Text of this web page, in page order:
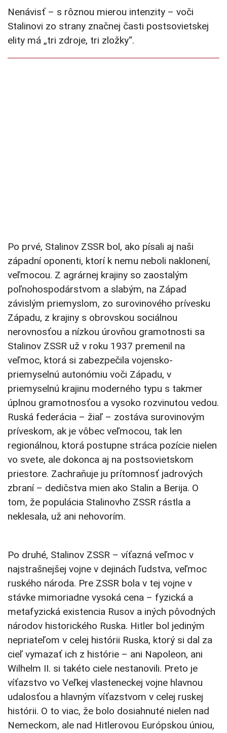
Nenávisť – s rôznou mierou intenzity – voči
Stalinovi zo strany značnej časti postsovietskej
elity má „tri zdroje, tri zložky“.
Po prvé, Stalinov ZSSR bol, ako písali aj naši
západní oponenti, ktorí k nemu neboli naklonení,
veľmocou. Z agrárnej krajiny so zaostalým
poľnohospodárstvom a slabým, na Západ
závislým priemyslom, zo surovinového prívesku
Západu, z krajiny s obrovskou sociálnou
nerovnosťou a nízkou úrovňou gramotnosti sa
Stalinov ZSSR už v roku 1937 premenil na
veľmoc, ktorá si zabezpečila vojensko-
priemyselnú autonómiu voči Západu, v
priemyselnú krajinu moderného typu s takmer
úplnou gramotnosťou a vysoko rozvinutou vedou.
Ruská federácia – žiaľ – zostáva surovinovým
príveskom, ak je vôbec veľmocou, tak len
regionálnou, ktorá postupne stráca pozície nielen
vo svete, ale dokonca aj na postsovietskom
priestore. Zachraňuje ju prítomnosť jadrových
zbraní – dedičstva mien ako Stalin a Berija. O
tom, že populácia Stalinovho ZSSR rástla a
neklesala, už ani nehovorím.
Po druhé, Stalinov ZSSR – víťazná veľmoc v
najstrašnejšej vojne v dejinách ľudstva, veľmoc
ruského národa. Pre ZSSR bola v tej vojne v
stávke mimoriadne vysoká cena – fyzická a
metafyzická existencia Rusov a iných pôvodných
národov historického Ruska. Hitler bol jediným
nepriateľom v celej histórii Ruska, ktorý si dal za
cieľ vymazať ich z histórie – ani Napoleon, ani
Wilhelm II. si takéto ciele nestanovili. Preto je
víťazstvo vo Veľkej vlasteneckej vojne hlavnou
udalosťou a hlavným víťazstvom v celej ruskej
histórii. O to viac, že bolo dosiahnuté nielen nad
Nemeckom, ale nad Hitlerovou Európskou úniou,